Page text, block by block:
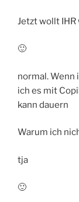
Jetzt wollt
🙂
normal. Wenn
ich es mit
kann dauern
Warum ich
tja
🙂